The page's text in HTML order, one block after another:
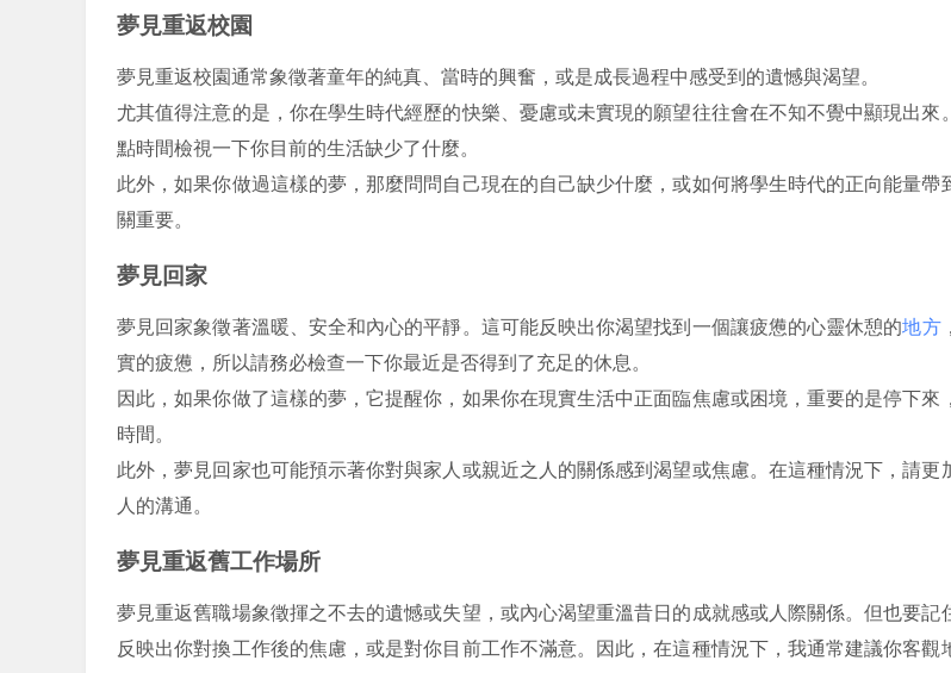
夢見重返校園
夢見重返校園通常象徵著童年的純真、當時的興奮，或是成長過程中感受到的遺憾與渴望。
尤其值得注意的是，你在學生時代經歷的快樂、憂慮或未實現的願望往往會在不知不覺中顯現出來
點時間檢視一下你目前的生活缺少了什麼。
此外，如果你做過這樣的夢，那麼問問自己現在的自己缺少什麼，或如何將學生時代的正向能量帶
關重要。
夢見回家
夢見回家象徵著溫暖、安全和內心的平靜。這可能反映出你渴望找到一個讓疲憊的心靈休憩的地方
實的疲憊，所以請務必檢查一下你最近是否得到了充足的休息。
因此，如果你做了這樣的夢，它提醒你，如果你在現實生活中正面臨焦慮或困境，重要的是停下來
時間。
此外，夢見回家也可能預示著你對與家人或親近之人的關係感到渴望或焦慮。在這種情況下，請更
人的溝通。
夢見重返舊工作場所
夢見重返舊職場象徵揮之不去的遺憾或失望，或內心渴望重溫昔日的成就感或人際關係。但也要記
反映出你對換工作後的焦慮，或是對你目前工作不滿意。因此，在這種情況下，我通常建議你客觀